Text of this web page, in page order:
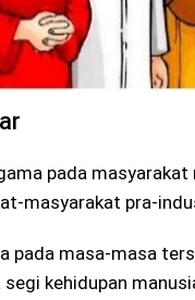
pada
masyarakat pra-
pada masa-masa
kehidupan